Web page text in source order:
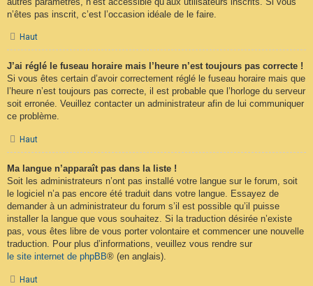
n’êtes pas inscrit, c’est l’occasion idéale de le faire.
Haut
J’ai réglé le fuseau horaire mais l’heure n’est toujours pas correcte !
Si vous êtes certain d’avoir correctement réglé le fuseau horaire mais que
l’heure n’est toujours pas correcte, il est probable que l’horloge du serveur
soit erronée. Veuillez contacter un administrateur afin de lui communiquer
ce problème.
Haut
Ma langue n’apparaît pas dans la liste !
Soit les administrateurs n’ont pas installé votre langue sur le forum, soit
le logiciel n’a pas encore été traduit dans votre langue. Essayez de
demander à un administrateur du forum s’il est possible qu’il puisse
installer la langue que vous souhaitez. Si la traduction désirée n’existe
pas, vous êtes libre de vous porter volontaire et commencer une nouvelle
traduction. Pour plus d’informations, veuillez vous rendre sur
le site internet de phpBB® (en anglais).
Haut